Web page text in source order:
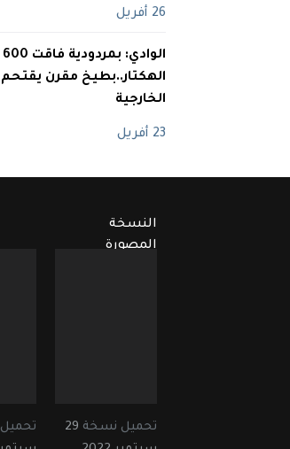
26 أفريل
الهكتار..بطيخ مقرن
الخارجية
23 أفريل
النسخة
المصورة
تحميل نسخة 29